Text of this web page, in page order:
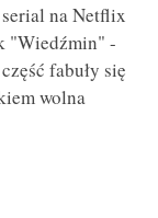
na Netflix
"Wiedźmin" -
fabuły się
wolna